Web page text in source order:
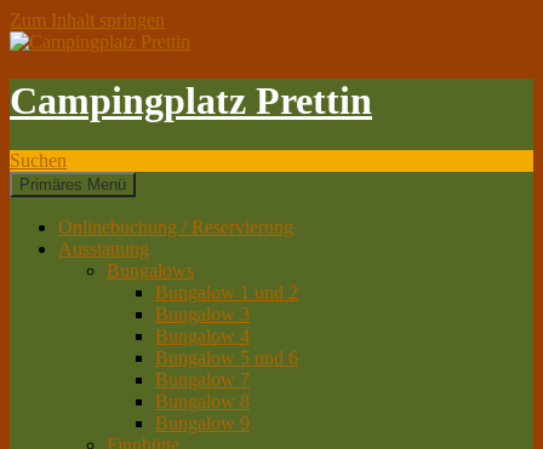
Zum Inhalt springen
Campingplatz Prettin
Suchen
Primäres Menü
Onlinebuchung / Reservierung
Ausstattung
Bungalows
Bungalow 1 und 2
Bungalow 3
Bungalow 4
Bungalow 5 und 6
Bungalow 7
Bungalow 8
Bungalow 9
Finnhütte